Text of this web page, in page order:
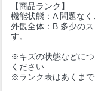
【商品ランク】
機能状態：A 問題な
外観全体：B 多少の
す。
※キズの状態などに
ください
※ランク表はあくまで